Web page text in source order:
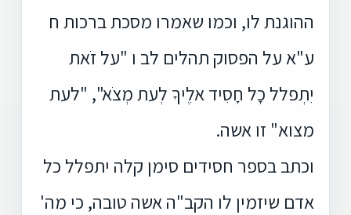
ההוגנת לו, וכמו שאמרו מסכת ברכות ח
ע"א על הפסוק תהלים לב ו "על זֹאת
יִתְפלל כָל חָסִיד אלֶיךָ לְעת מְצֹא", "לעת
מצוא" זו אשה.
וכתב בספר חסידים סימן קלה יתפלל כל
אדם שיזמין לו הקב"ה אשה טובה, כי מה'